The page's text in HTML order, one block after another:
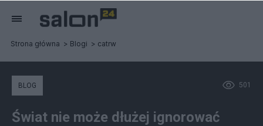
Strona główna Blogi catrw
501
BLOG
Świat nie może dłużej ignorować